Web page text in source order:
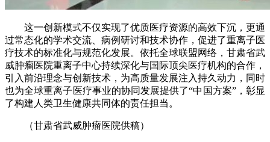
这一创新模式不仅实现了优质医疗资源的高效下沉，更通
过常态化的学术交流、病例研讨和技术协作，促进了重离子医
疗技术的标准化与规范化发展。依托全球联盟网络，甘肃省武
威肿瘤医院重离子中心持续深化与国际顶尖医疗机构的合作，
引入前沿理念与创新技术，为高质量发展注入持久动力，同时
也为全球重离子医疗事业的协同发展提供了“中国方案”，彰显
了构建人类卫生健康共同体的责任担当。
（甘肃省武威肿瘤医院供稿）